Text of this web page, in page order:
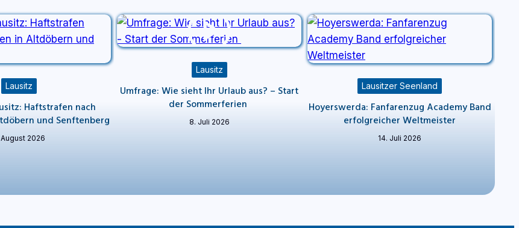
Lausitz
Haftstrafen nach
und Senftenberg
2026
Lausitz
Umfrage: Wie sieht Ihr Urlaub aus? – Start
der Sommerferien
8. Juli 2026
Lausitzer Seenland
Hoyerswerda: Fanfarenzug Academy Band
erfolgreicher Weltmeister
14. Juli 2026